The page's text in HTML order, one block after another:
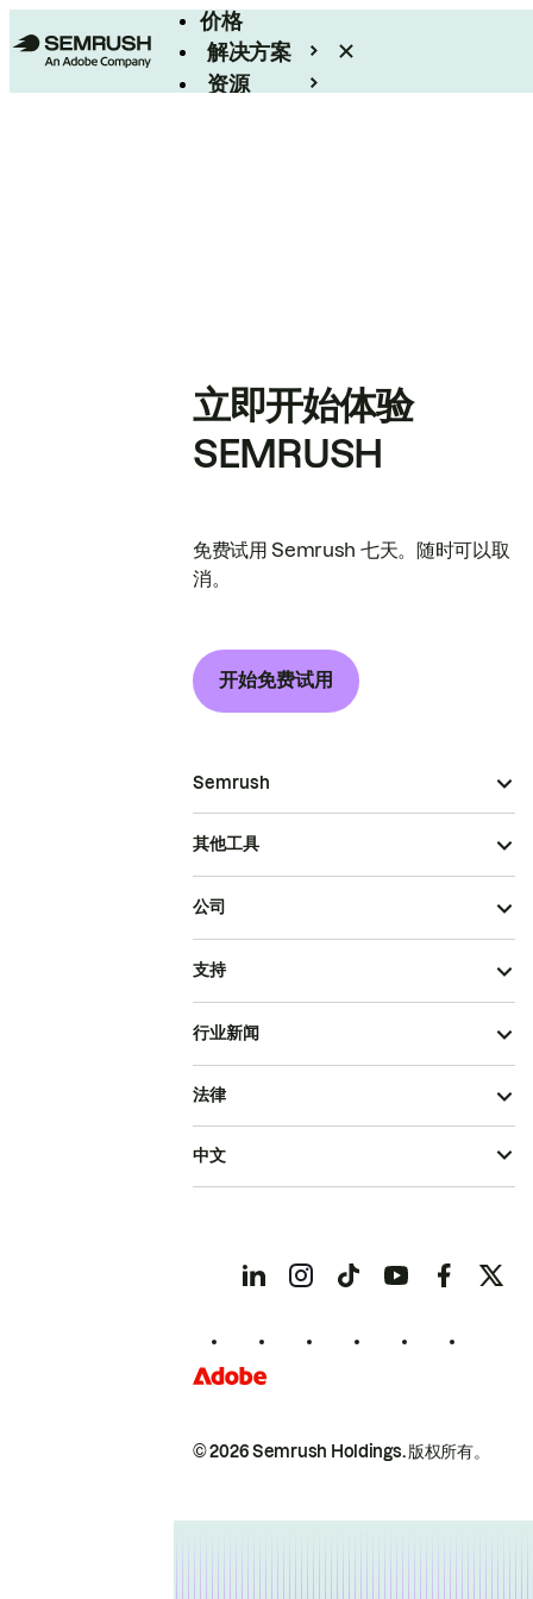
价格
解决方案
资源
立即开始体验
SEMRUSH
免费试用 Semrush 七天。随时可以取
消。
开始免费试用
Semrush
其他工具
公司
支持
行业新闻
© 2026 Semrush Holdings.版权所有。
法律
中文